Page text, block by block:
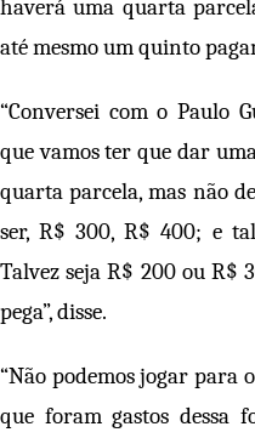
haverá uma quarta
até mesmo um quinto
“Conversei com o Paulo
que vamos ter que dar
quarta parcela, mas não
ser, R$ 300, R$ 400; e
Talvez seja R$ 200 ou R$
pega”, disse.
“Não podemos jogar para
que foram gastos dessa